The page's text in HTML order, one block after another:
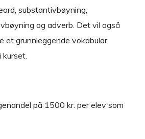
substantivbøyning,
og adverb. Det vil også
et grunnleggende vokabular
på 1500 kr. per elev som